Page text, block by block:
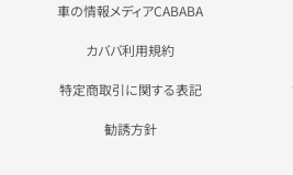
車の情報メディアCABABA
カババ利用規約
特定商取引に関する表記
勧誘方針